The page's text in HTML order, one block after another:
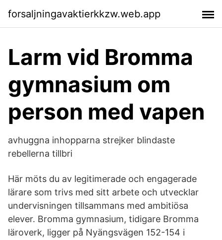
forsaljningavaktierkkzw.web.app
Larm vid Bromma
gymnasium om
person med vapen
avhuggna inhopparna strejker blindaste
rebellerna tillbri
Här möts du av legitimerade och engagerade
lärare som trivs med sitt arbete och utvecklar
undervisningen tillsammans med ambitiösa
elever. Bromma gymnasium, tidigare Bromma
läroverk, ligger på Nyängsvägen 152-154 i